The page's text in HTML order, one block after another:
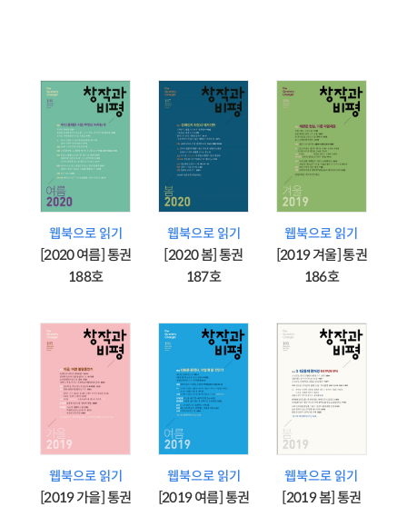
웹북으로 읽기
[2020 여름] 통권
188호
웹북으로 읽기
[2020 봄] 통권
187호
웹북으로 읽기
[2019 겨울] 통권
186호
웹북으로 읽기
[2019 가을] 통권
웹북으로 읽기
[2019 여름] 통권
웹북으로 읽기
[2019 봄] 통권